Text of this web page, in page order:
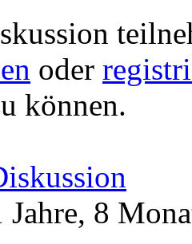
oder
können.
Jahre, 8